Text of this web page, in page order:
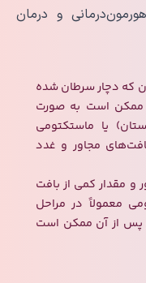
و درمان
که دچار سرطان شده
ممکن است به صورت
یا ماستکتومی
مجاور و غدد
و مقدار کمی از بافت
معمولاً در مراحل
پس از آن ممکن است